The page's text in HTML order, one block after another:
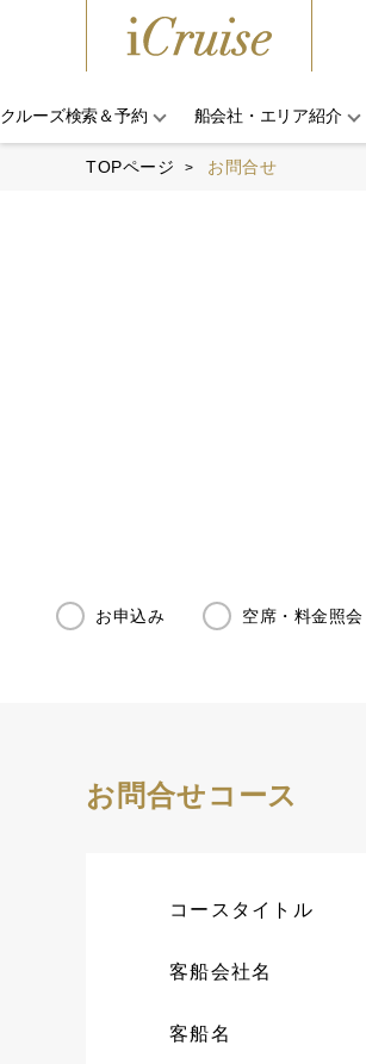
クルーズ検索＆予約 船会社・エリア紹介
TOPページ お問合せ
お申込み 空席・料金照会
お問合せコース
コースタイトル
客船会社名
客船名